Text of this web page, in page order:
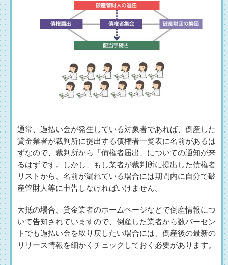
通常、過払い金が発生している対象者であれば、倒産した
貸金業者が裁判所に提出する債権者一覧表に名前があるは
ずなので、裁判所から「債権者届出」についての通知が来
るはずです。しかし、もし業者が裁判所に提出した債権者
リストから、名前が漏れている場合には期間内に自分で破
産管財人等に申告しなければいけません。
大抵の場合、貸金業者のホームページなどで倒産情報につ
いて告知されていますので、倒産した業者から数パーセン
トでも過払い金を取り戻したい場合には、倒産後の最新の
リリース情報を細かくチェックしておく必要があります。